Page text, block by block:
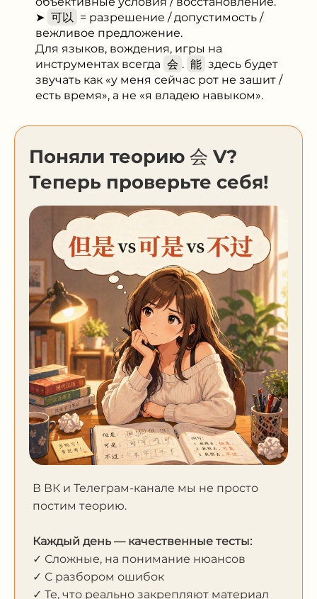
➤ 可以
= разрешение / допустимость /
вежливое предложение.
Для языков, вождения, игры на
инструментах всегда 会 . 能 здесь будет
звучать как «у меня сейчас рот не зашит /
есть время», а не «я владею навыком».
Поняли теорию 会 V?
Теперь проверьте себя!
В ВК и Телеграм-канале мы не просто
постим теорию.
Каждый день — качественные тесты:
✓ Сложные, на понимание нюансов
✓ С разбором ошибок
✓ Те, что реально закрепляют материал